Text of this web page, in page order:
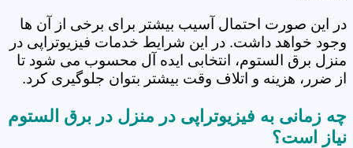
در این صورت احتمال آسیب بیشتر برای برخی از آن ها
وجود خواهد داشت. در این شرایط خدمات فیزیوتراپی در
منزل برق الستوم، انتخابی ایده آل محسوب می شود تا
از ضرر، هزینه و اتلاف وقت بیشتر بتوان جلوگیری کرد.
چه زمانی به فیزیوتراپی در منزل در برق الستوم
نیاز است؟